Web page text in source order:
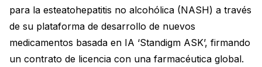
para la esteatohepatitis no alcohólica (NASH) a través
de su plataforma de desarrollo de nuevos
medicamentos basada en IA ‘Standigm ASK’, firmando
un contrato de licencia con una farmacéutica global.